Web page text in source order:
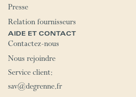
Presse
Relation fournisseurs
AIDE ET CONTACT
Contactez-nous
Nous rejoindre
Service client:
sav@degrenne.fr